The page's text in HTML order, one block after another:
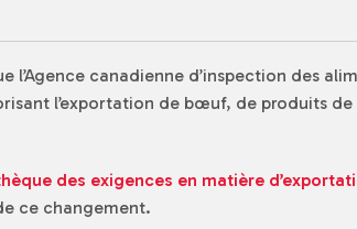
canadienne d’inspection des
l’exportation de bœuf, de produits
des exigences en matière
ce changement.